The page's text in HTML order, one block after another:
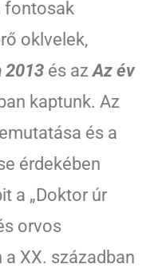
fontosak
oklvelek,
2013 és azAz év
kaptunk. Az
és a
érdekében
a „Doktor úr
orvos
XX. században